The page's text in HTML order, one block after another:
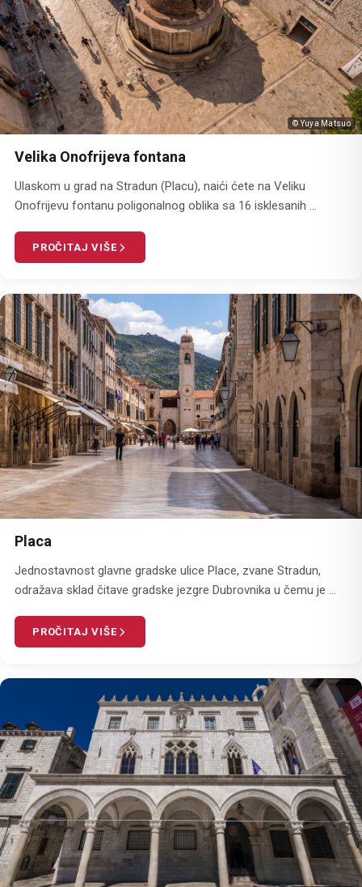
© Yuya Matsuo
Velika Onofrijeva fontana
Ulaskom u grad na Stradun (Placu), naići ćete na Veliku
Onofrijevu fontanu poligonalnog oblika sa 16 isklesanih ...
PROČITAJ VIŠE
Placa
Jednostavnost glavne gradske ulice Place, zvane Stradun,
odražava sklad čitave gradske jezgre Dubrovnika u čemu je ...
PROČITAJ VIŠE